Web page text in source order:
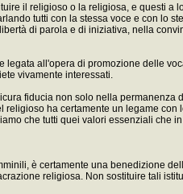
il religioso o la religiosa, e questi
tutti con la stessa voce e con lo
di parola e di iniziativa, nella
all'opera di promozione delle
vivamente interessati.
fiducia non solo nella
ha certamente un legame
che tutti quei valori essenziali
è certamente una benedizione
religiosa. Non sostituire tali